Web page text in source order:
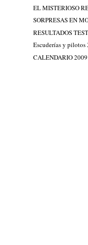
EL MISTERIOSO
SORPRESAS EN
RESULTADOS
Escuderías y pilotos
CALENDARIO 2009